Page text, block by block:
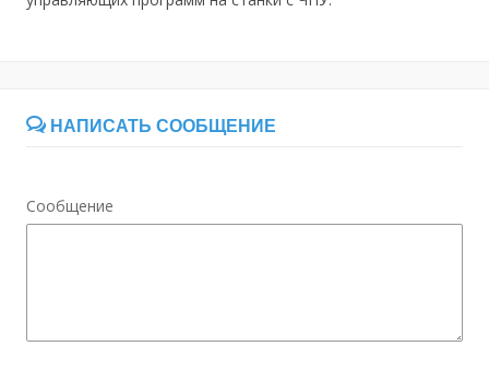
НАПИСАТЬ СООБЩЕНИЕ
Сообщение